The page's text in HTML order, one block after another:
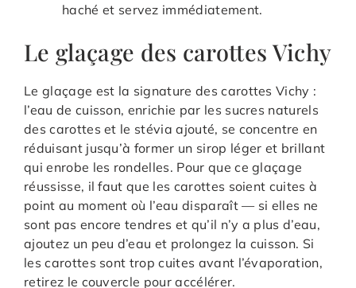
haché et servez immédiatement.
Le glaçage des carottes Vichy
Le glaçage est la signature des carottes Vichy :
l’eau de cuisson, enrichie par les sucres naturels
des carottes et le stévia ajouté, se concentre en
réduisant jusqu’à former un sirop léger et brillant
qui enrobe les rondelles. Pour que ce glaçage
réussisse, il faut que les carottes soient cuites à
point au moment où l’eau disparaît — si elles ne
sont pas encore tendres et qu’il n’y a plus d’eau,
ajoutez un peu d’eau et prolongez la cuisson. Si
les carottes sont trop cuites avant l’évaporation,
retirez le couvercle pour accélérer.